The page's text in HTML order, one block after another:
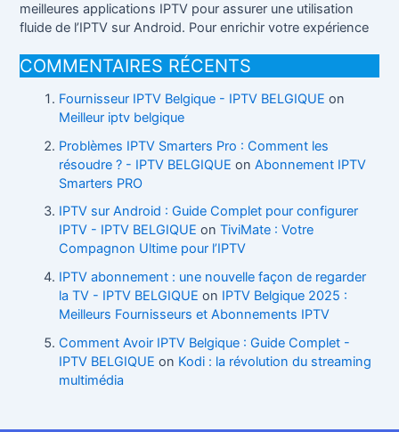
meilleures applications IPTV pour assurer une utilisation
fluide de l’IPTV sur Android. Pour enrichir votre expérience
COMMENTAIRES RÉCENTS
Fournisseur IPTV Belgique - IPTV BELGIQUE on
Meilleur iptv belgique
Problèmes IPTV Smarters Pro : Comment les
résoudre ? - IPTV BELGIQUE onAbonnement IPTV
Smarters PRO
IPTV sur Android : Guide Complet pour configurer
IPTV - IPTV BELGIQUE onTiviMate : Votre
Compagnon Ultime pour l’IPTV
IPTV abonnement : une nouvelle façon de regarder
la TV - IPTV BELGIQUE on IPTV Belgique 2025 :
Meilleurs Fournisseurs et Abonnements IPTV
Comment Avoir IPTV Belgique : Guide Complet -
IPTV BELGIQUE on Kodi : la révolution du streaming
multimédia